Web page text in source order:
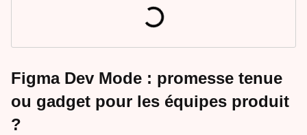
Figma Dev Mode : promesse tenue
ou gadget pour les équipes produit
?